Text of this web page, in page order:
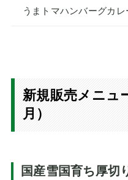
うまトマハンバーグカレ
新規販売メニュ
月）
国産雪国育ち厚切